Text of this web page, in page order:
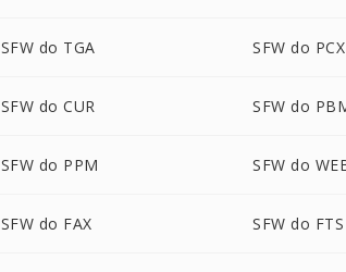
SFW do TGA SFW do PCX
SFW do CUR SFW do
SFW do PPM SFW do
SFW do FAX SFW do FTS